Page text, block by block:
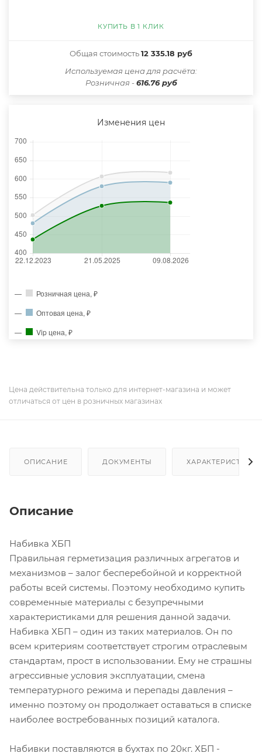
КУПИТЬ В 1 КЛИК
Общая стоимость12 335.18 руб
Иcпользуемая цена для расчёта:
Розничная -616.76 руб
Изменения цен
Розничная цена, ₽
Оптовая цена, ₽
Vip цена, ₽
Цена действительна только для интернет-магазина и может
отличаться от цен в розничных магазинах
ОПИСАНИЕ ДОКУМЕНТЫ ХАРАКТЕРИСТИКИ
Описание
Набивка ХБП
Правильная герметизация различных агрегатов и
механизмов – залог бесперебойной и корректной
работы всей системы. Поэтому необходимо купить
современные материалы с безупречными
характеристиками для решения данной задачи.
Набивка ХБП – один из таких материалов. Он по
всем критериям соответствует строгим отраслевым
стандартам, прост в использовании. Ему не страшны
агрессивные условия эксплуатации, смена
температурного режима и перепады давления –
именно поэтому он продолжает оставаться в списке
наиболее востребованных позиций каталога.
Набивки поставляются в бухтах по 20кг. ХБП -